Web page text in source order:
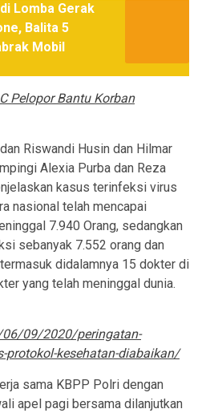
Lomba Gerak
Balita 5
Mobil
Pelopor Bantu Korban
Riswandi Husin dan Hilmar
Alexia Purba dan Reza
kasus terinfeksi virus
nasional telah mencapai
7.940 Orang, sedangkan
sebanyak 7.552 orang dan
didalamnya 15 dokter di
yang telah meninggal dunia.
09/2020/peringatan-
protokol-kesehatan-diabaikan/
sama KBPP Polri dengan
apel pagi bersama dilanjutkan